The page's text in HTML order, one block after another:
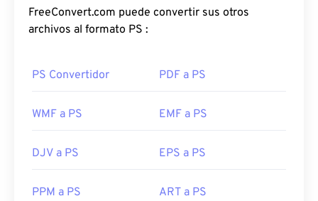
FreeConvert.com puede convertir sus otros
archivos al formato PS :
PS Convertidor PDF a PS
WMF a PS EMF a PS
DJV a PS EPS a PS
PPM a PS ART a PS